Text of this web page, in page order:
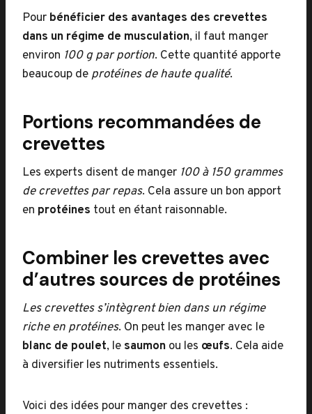
Pour bénéficier des avantages des crevettes
dans un régime de musculation, il faut manger
environ 100 g par portion. Cette quantité apporte
beaucoup de protéines de haute qualité.
Portions recommandées de
crevettes
Les experts disent de manger 100 à 150 grammes
de crevettes par repas. Cela assure un bon apport
en protéines tout en étant raisonnable.
Combiner les crevettes avec
d’autres sources de protéines
Les crevettes s’intègrent bien dans un régime
riche en protéines. On peut les manger avec le
blanc de poulet, le saumon ou les œufs. Cela aide
à diversifier les nutriments essentiels.
Voici des idées pour manger des crevettes :